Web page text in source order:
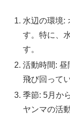
水辺の環境:
す。特に、
す。
活動時間: 昼
飛び回って
季節: 5月か
ヤンマの活